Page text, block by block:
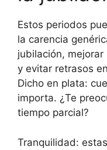
Estos periodos
la carencia
jubilación,
y evitar retrasos
Dicho en plata:
importa. ¿Te
tiempo parcial?
Tranquilidad: